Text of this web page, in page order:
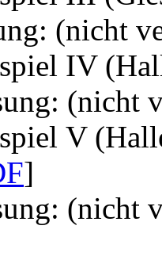
(nicht
IV
(nicht
V
]
(nicht